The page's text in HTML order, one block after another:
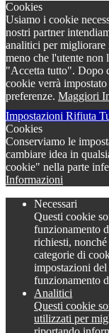
Cookies
Usiamo i cookie
nostri partner
analitici per migliorare
meno che l'utente
"Accetta tutto". Dopo
cookie verrà
preferenze. Maggiori
Impostazioni Rifiuta
Cookies
Conserviamo le
cambiare idea in
cookie" nella parte
Informazioni
Necessari
Questi cookie
funzionamento
richiesti,
categorie di
impostazioni
funzionamento
Analitici
Questi cookie
utilizzati per